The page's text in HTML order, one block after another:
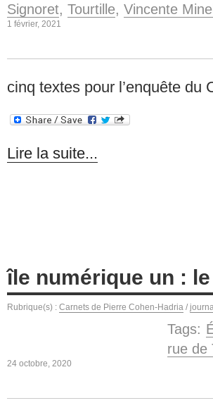
Signoret, Tourtille, Vincente
1 février, 2021
cinq textes pour l’enquête du
Lire la suite...
île numérique un :
Rubrique(s) : Carnets de Pierre Cohen-Hadria /
Tags:
rue de
24 octobre, 2020